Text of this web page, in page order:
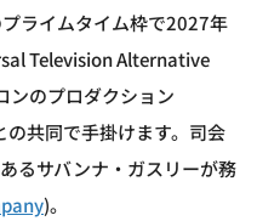
ライムタイム枠で2027年
Television Alternative
ンのプロダクション
の共同で手掛けます。司会
るサバンナ・ガスリーが務
)。